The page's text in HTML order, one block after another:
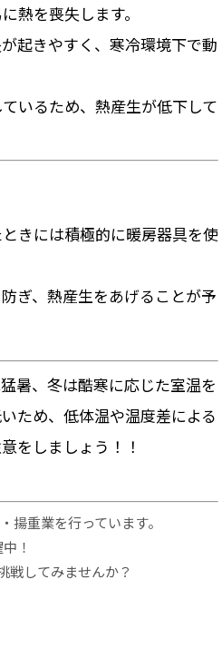
熱を喪失します。
起きやすく、寒冷環境下で動
いるため、熱産生が低下して
きには積極的に暖房器具を使
ぎ、熱産生をあげることが予
暑、冬は酷寒に応じた室温を
ため、低体温や温度差による
をしましょう！！
揚重業を行っています。
！
戦してみませんか？